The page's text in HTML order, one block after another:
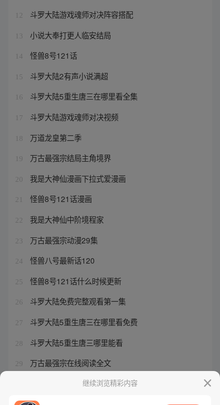
12 斗罗大陆游戏魂师对决阵容搭配
13 小说大奉打更人临安结局
14 怪兽8号121话
15 斗罗大陆2有声小说满超
16 斗罗大陆5重生唐三在哪里看全集
17 斗罗大陆游戏魂师对决视频
18 万道龙皇第二季
19 万古最强宗结局主角境界
20 我是大神仙漫画下拉式爱漫画
21 怪兽8号121话漫画
22 我是大神仙中阶境程家
23 万古最强宗动漫29集
24 怪兽八号最新话120
25 怪兽8号121话什么时候更新
26 斗罗大陆免费完整观看第一集
27 斗罗大陆5重生唐三在哪里看免费
28 斗罗大陆5重生唐三哪里能看
29 万古最强宗在线阅读全文
大奉打更人临安公主和许七安什
继续浏览精彩内容